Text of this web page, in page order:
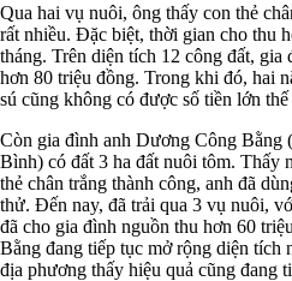
Qua hai vụ nuôi, ông thấy con thẻ
rất nhiều. Đặc biệt, thời gian cho thu
tháng. Trên diện tích 12 công đất,
hơn 80 triệu đồng. Trong khi đó, hai
sú cũng không có được số tiền lớn thế
Còn gia đình anh Dương Công
Bình) có đất 3 ha đất nuôi tôm. Thấy
thẻ chân trắng thành công, anh đã
thử. Đến nay, đã trải qua 3 vụ nuôi,
đã cho gia đình nguồn thu hơn 60
Bằng đang tiếp tục mở rộng diện tích
địa phương thấy hiệu quả cũng đang